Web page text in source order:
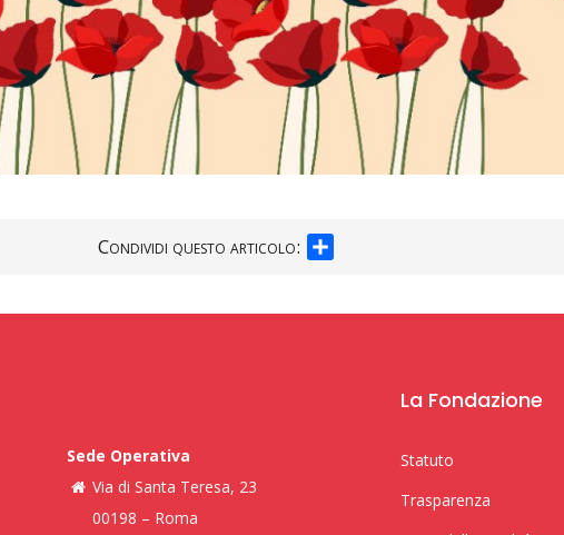
Condividi questo articolo:
Sede Operativa
Via di Santa Teresa, 23
00198 – Roma
La Fondazione
Statuto
Trasparenza